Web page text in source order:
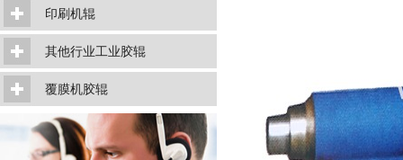
印刷机辊
其他行业工业胶辊
覆膜机胶辊